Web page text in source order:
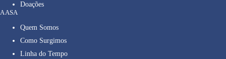
Doações
A ASA
Quem Somos
Como Surgimos
Linha do Tempo